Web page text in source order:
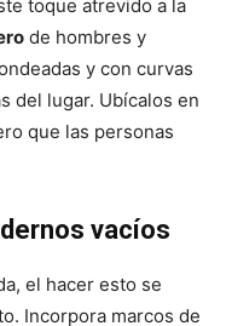
toque atrevido a la
de hombres y
y con curvas
del lugar. Ubícalos en
que las personas
vacíos
el hacer esto se
Incorpora marcos de